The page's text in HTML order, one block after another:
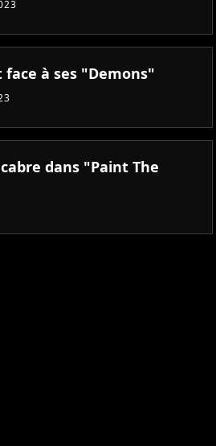
face à ses "Demons"
dans "Paint The